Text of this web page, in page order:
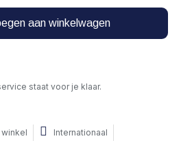
aan winkelwagen
staat voor je klaar.
Internationaal